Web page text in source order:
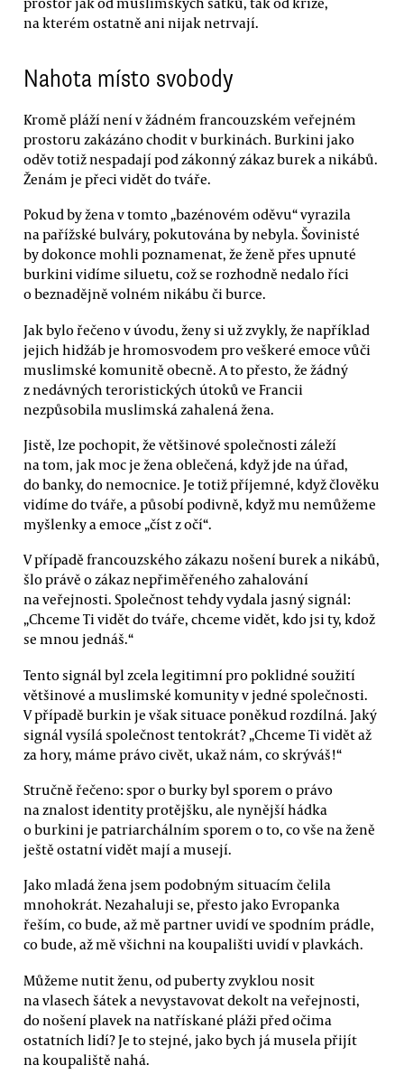
na kterém ostatně ani nijak netrvají.
Nahota místo svobody
Kromě pláží není v žádném francouzském veřejném
prostoru zakázáno chodit v burkinách. Burkini jako
oděv totiž nespadají pod zákonný zákaz burek a nikábů.
Ženám je přeci vidět do tváře.
Pokud by žena v tomto „bazénovém oděvu“ vyrazila
na pařížské bulváry, pokutována by nebyla. Šovinisté
by dokonce mohli poznamenat, že ženě přes upnuté
burkini vidíme siluetu, což se rozhodně nedalo říci
o beznadějně volném nikábu či burce.
Jak bylo řečeno v úvodu, ženy si už zvykly, že například
jejich hidžáb je hromosvodem pro veškeré emoce vůči
muslimské komunitě obecně. A to přesto, že žádný
z nedávných teroristických útoků ve Francii
nezpůsobila muslimská zahalená žena.
Jistě, lze pochopit, že většinové společnosti záleží
na tom, jak moc je žena oblečená, když jde na úřad,
do banky, do nemocnice. Je totiž příjemné, když člověku
vidíme do tváře, a působí podivně, když mu nemůžeme
myšlenky a emoce „číst z očí“.
V případě francouzského zákazu nošení burek a nikábů,
šlo právě o zákaz nepřiměřeného zahalování
na veřejnosti. Společnost tehdy vydala jasný signál:
„Chceme Ti vidět do tváře, chceme vidět, kdo jsi ty, kdož
se mnou jednáš.“
Tento signál byl zcela legitimní pro poklidné soužití
většinové a muslimské komunity v jedné společnosti.
V případě burkin je však situace poněkud rozdílná. Jaký
signál vysílá společnost tentokrát? „Chceme Ti vidět až
za hory, máme právo civět, ukaž nám, co skrýváš!“
Stručně řečeno: spor o burky byl sporem o právo
na znalost identity protějšku, ale nynější hádka
o burkini je patriarchálním sporem o to, co vše na ženě
ještě ostatní vidět mají a musejí.
Jako mladá žena jsem podobným situacím čelila
mnohokrát. Nezahaluji se, přesto jako Evropanka
řeším, co bude, až mě partner uvidí ve spodním prádle,
co bude, až mě všichni na koupališti uvidí v plavkách.
Můžeme nutit ženu, od puberty zvyklou nosit
na vlasech šátek a nevystavovat dekolt na veřejnosti,
do nošení plavek na natřískané pláži před očima
ostatních lidí? Je to stejné, jako bych já musela přijít
na koupaliště nahá.